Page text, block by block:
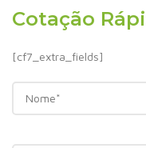
Cotação
[cf7_extra_fields]